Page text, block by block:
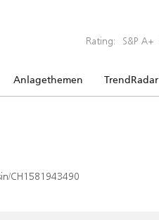
Rating: S&P A+
Anlagethemen TrendRadar
CH1581943490